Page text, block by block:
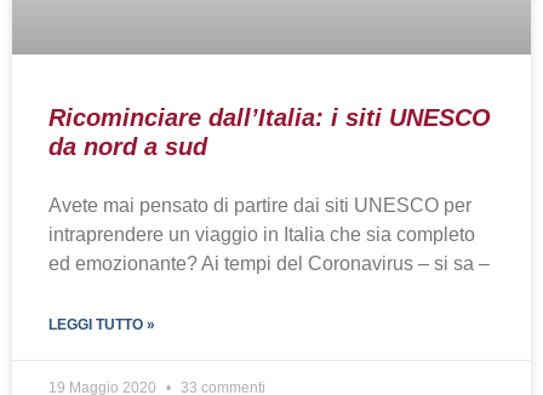
Ricominciare dall’Italia: i siti UNESCO
da nord a sud
Avete mai pensato di partire dai siti UNESCO per
intraprendere un viaggio in Italia che sia completo
ed emozionante? Ai tempi del Coronavirus – si sa –
LEGGI TUTTO »
19 Maggio 2020 33 commenti